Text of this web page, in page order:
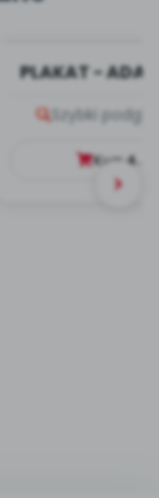
PLAKAT -
Szybki
Kup